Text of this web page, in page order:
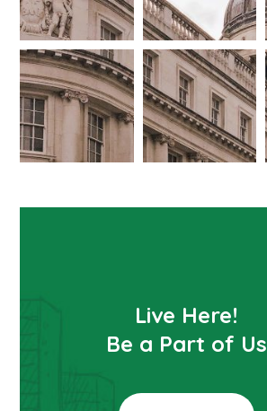
Live Here!
Be a Part of Us